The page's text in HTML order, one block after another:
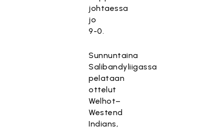
johtaessa
jo
9-0.
Sunnuntaina
Salibandyliigassa
pelataan
ottelut
Welhot–
Westend
Indians,